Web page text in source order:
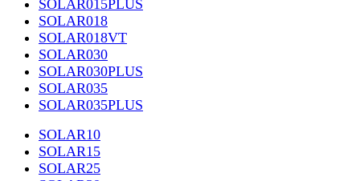
SOLAR015PLUS
SOLAR018
SOLAR018VT
SOLAR030
SOLAR030PLUS
SOLAR035
SOLAR035PLUS
SOLAR10
SOLAR15
SOLAR25